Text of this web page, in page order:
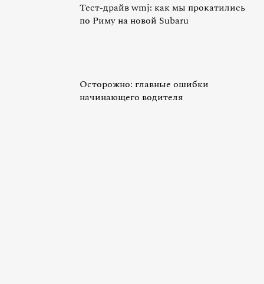
Тест-драйв wmj: как мы прокатились
по Риму на новой Subaru
Осторожно: главные ошибки
начинающего водителя